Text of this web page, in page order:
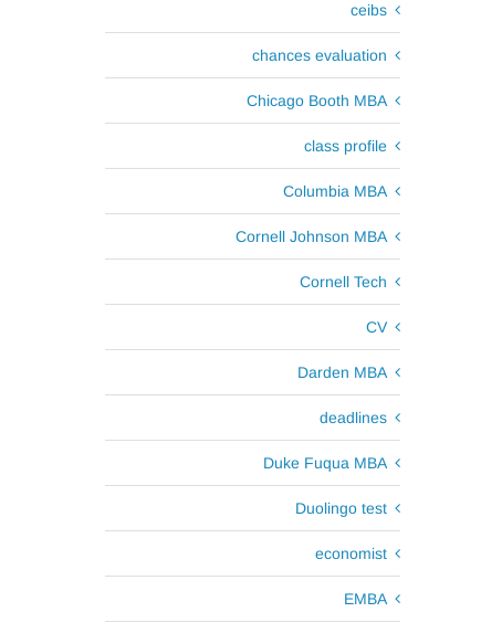
ceibs
chances evaluation
Chicago Booth MBA
class profile
Columbia MBA
Cornell Johnson MBA
Cornell Tech
CV
Darden MBA
deadlines
Duke Fuqua MBA
Duolingo test
economist
EMBA